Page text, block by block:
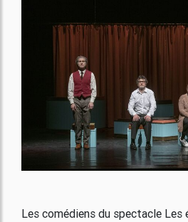
Les comédiens du spectacle